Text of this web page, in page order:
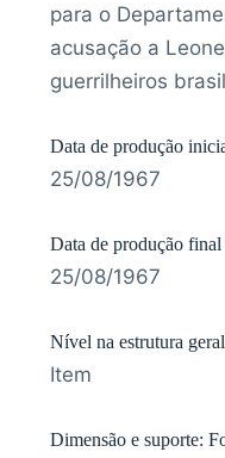
para o
acusação a
guerrilheiros
Data de produção
25/08/1967
Data de produção final
25/08/1967
Nível na estrutura geral
Item
Dimensão e suporte: